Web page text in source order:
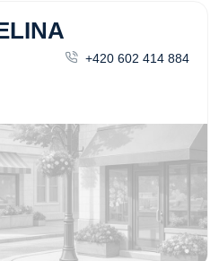
+420 602 414 884